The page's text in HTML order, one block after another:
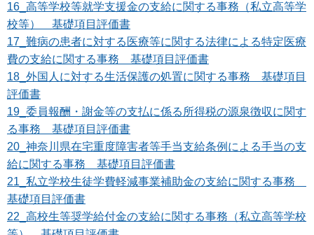
16_高等学校等就学支援金の支給に関する事務（私立高等学
校等） 基礎項目評価書
17_難病の患者に対する医療等に関する法律による特定医療
費の支給に関する事務 基礎項目評価書
18_外国人に対する生活保護の処置に関する事務 基礎項目
評価書
19_委員報酬・謝金等の支払に係る所得税の源泉徴収に関す
る事務 基礎項目評価書
20_神奈川県在宅重度障害者等手当支給条例による手当の支
給に関する事務 基礎項目評価書
21_私立学校生徒学費軽減事業補助金の支給に関する事務
基礎項目評価書
22_高校生等奨学給付金の支給に関する事務（私立高等学校